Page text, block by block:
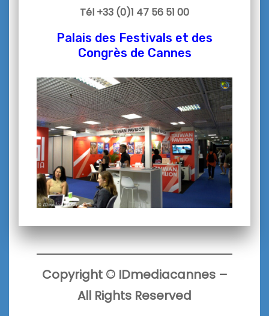
Tél +33 (0)1 47 56 51 00
Palais des Festivals et des
Congrès de Cannes
Copyright © IDmediacannes –
All Rights Reserved